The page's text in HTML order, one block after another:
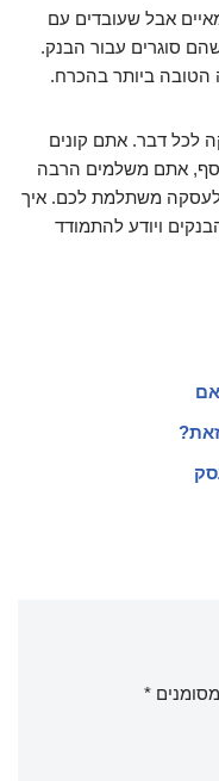
אבל שעובדים עם
סוגרים עבור הבנק.
הטובה ביותר בהכרח.
לכל דבר. אתם קונים
אתם משלמים הרבה
לעסקה משתלמת לכם. איך
ויודע להתמודד
*